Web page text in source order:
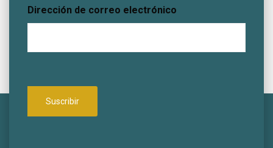
Dirección de correo electrónico